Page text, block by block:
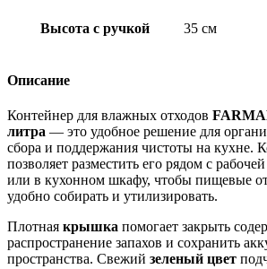
Высота с ручкой 35 см
Описание
Контейнер для влажных отходов
литра — это удобное решение для
сбора и поддержания чистоты на кухне.
позволяет разместить его рядом с
или в кухонном шкафу, чтобы пищевые
удобно собирать и утилизировать.
Плотная крышка помогает закрыть
распространение запахов и сохранить
пространства. Свежий зеленый цвет